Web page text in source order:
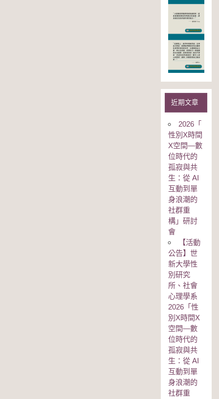
近期文章
2026「
性別Χ時間
Χ空間—數
位時代的
孤寂與共
生：從 AI
互動到單
身浪潮的
社群重
構」研討
會
【活動
公告】世
新大學性
別研究
所、社會
心理學系
2026「性
別Χ時間Χ
空間—數
位時代的
孤寂與共
生：從 AI
互動到單
身浪潮的
社群重